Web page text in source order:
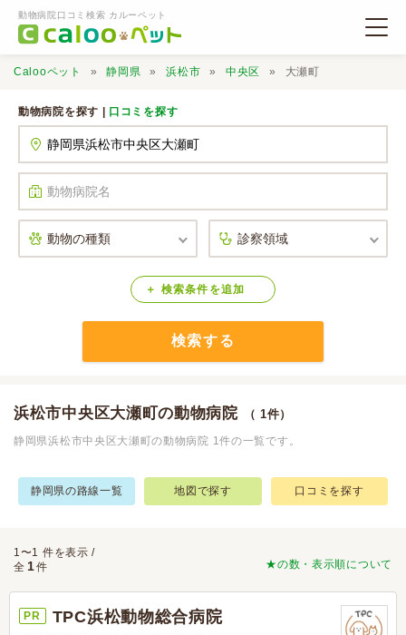
動物病院口コミ検索 カルーペット
口コミ検索
Calooペットとは？
Calooペット 静岡県 浜松市 中央区 大瀬町
動物病院を探す | 口コミを探す
検索条件 を追加
検索する
浜松市中央区大瀬町の動物病院 （ 1件）
静岡県浜松市中央区大瀬町の動物病院 1件の一覧です。
静岡県の路線一覧 地図で探す 口コミを探す
★の数・表示順について
1〜1 件を表示 /
全 1件
PR TPC浜松動物総合病院